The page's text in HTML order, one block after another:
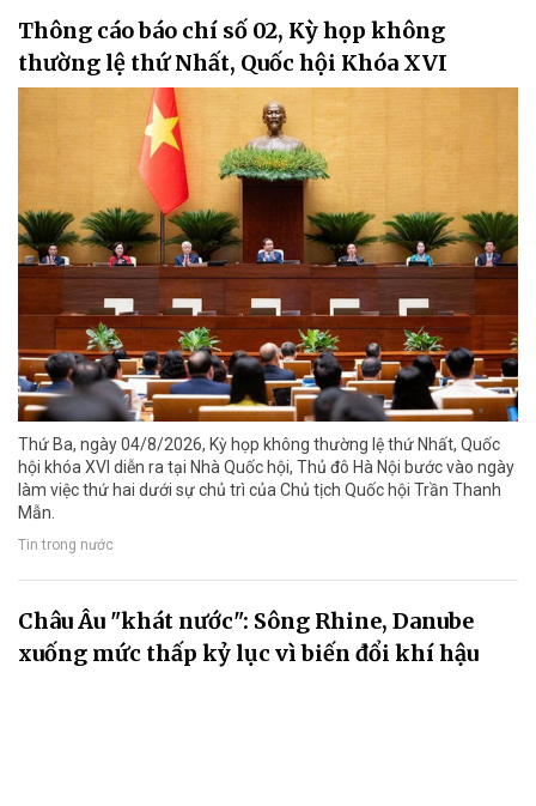
Thông cáo báo chí số 02, Kỳ họp không
thường lệ thứ Nhất, Quốc hội Khóa XVI
Thứ Ba, ngày 04/8/2026, Kỳ họp không thường lệ thứ Nhất, Quốc
hội khóa XVI diễn ra tại Nhà Quốc hội, Thủ đô Hà Nội bước vào ngày
làm việc thứ hai dưới sự chủ trì của Chủ tịch Quốc hội Trần Thanh
Mẫn.
Tin trong nước
Châu Âu "khát nước": Sông Rhine, Danube
xuống mức thấp kỷ lục vì biến đổi khí hậu